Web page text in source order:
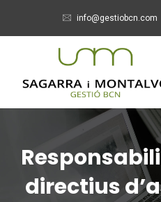
info@gestiobcn.com
directius